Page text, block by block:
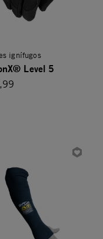
ignífugos
Level 5